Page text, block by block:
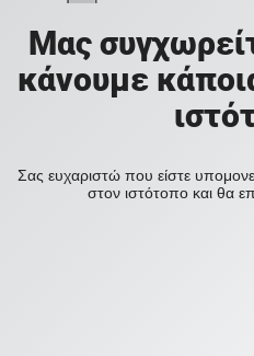
Μας
κάνουμε
Σας ευχαριστώ που είστε
στον ιστότοπο και θα